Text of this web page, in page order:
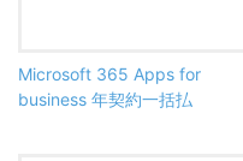
Microsoft 365 Apps for
business 年契約一括払